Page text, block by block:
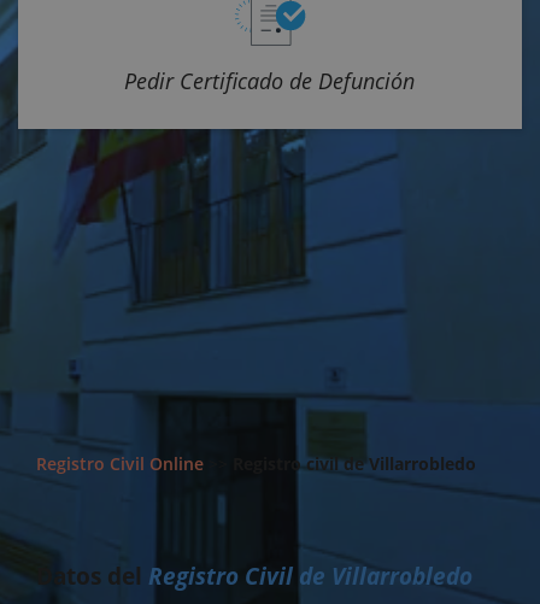
Pedir Certificado de Defunción
Registro Civil Online Registro civil de Villarrobledo
Datos del Registro Civil de Villarrobledo